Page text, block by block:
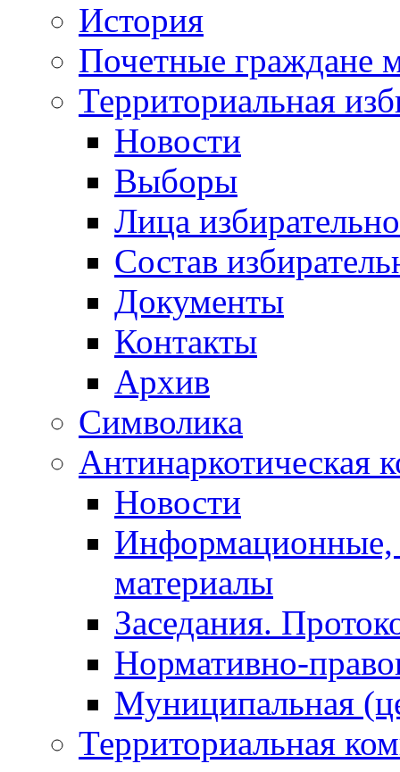
История
Почетные граждане
Территориальная
Новости
Выборы
Лица
Состав
Документы
Контакты
Архив
Символика
Антинаркотическая
Новости
Информационные,
материалы
Заседания.
Нормативно-
Муниципальная
Территориальная